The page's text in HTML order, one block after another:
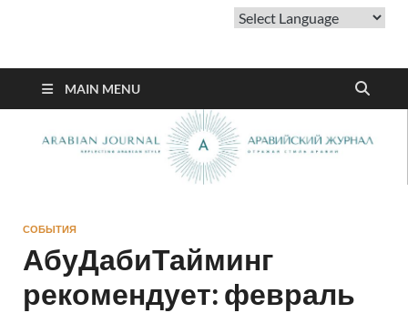
MAIN MENU
СОБЫТИЯ
АбуДабиТайминг
рекомендует: февраль